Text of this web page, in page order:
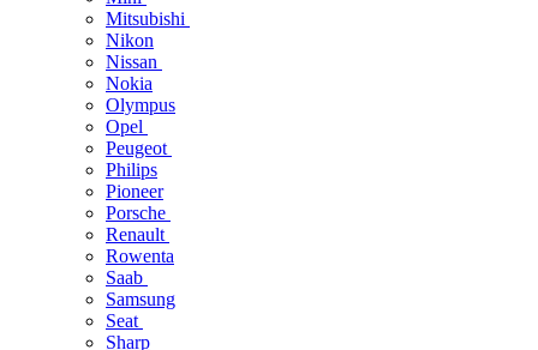
Mitsubishi
Nikon
Nissan
Nokia
Olympus
Opel
Peugeot
Philips
Pioneer
Porsche
Renault
Rowenta
Saab
Samsung
Seat
Sharp